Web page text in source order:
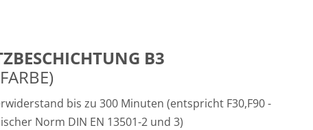
B3
bis zu 300 Minuten (entspricht F30,F90 -
Norm DIN EN 13501-2 und 3)